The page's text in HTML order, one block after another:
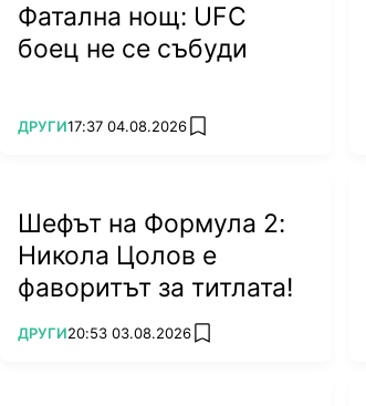
Фатална нощ: UFC
боец не се събуди
ПОВЕЧЕ ОТ
ДРУГИ17:37 04.08.2026 add favorites
Шефът на Формула 2:
Никола Цолов е
фаворитът за титлата!
ПОВЕЧЕ ОТ
ДРУГИ20:53 03.08.2026 add favorites